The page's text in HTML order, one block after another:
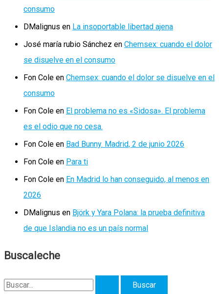
consumo
DMalignus en La insoportable libertad ajena
José maría rubio Sánchez en Chemsex: cuando el dolor
se disuelve en el consumo
Fon Cole en Chemsex: cuando el dolor se disuelve en el
consumo
Fon Cole en El problema no es «Sidosa». El problema
es el odio que no cesa.
Fon Cole en Bad Bunny. Madrid, 2 de junio 2026
Fon Cole en Para ti
Fon Cole en En Madrid lo han conseguido, al menos en
2026
DMalignus en Björk y Yara Polana: la prueba definitiva
de que Islandia no es un país normal
Buscaleche
B